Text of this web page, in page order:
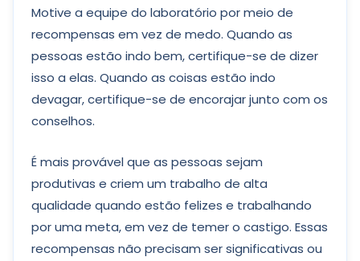
Motive a equipe do laboratório por meio de
recompensas em vez de medo. Quando as
pessoas estão indo bem, certifique-se de dizer
isso a elas. Quando as coisas estão indo
devagar, certifique-se de encorajar junto com os
conselhos.
É mais provável que as pessoas sejam
produtivas e criem um trabalho de alta
qualidade quando estão felizes e trabalhando
por uma meta, em vez de temer o castigo. Essas
recompensas não precisam ser significativas ou